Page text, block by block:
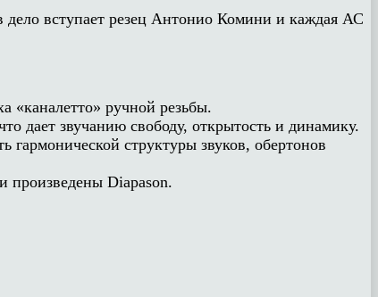
дело вступает резец Антонио Комини и каждая АС
«каналетто» ручной резьбы.
дает звучанию свободу, открытость и динамику.
структуры звуков, обертонов
произведены Diapason.